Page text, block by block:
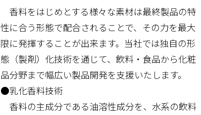
香料をはじめとする様々な素材は最終製品の特
性に合う形態で配合されることで、その力を最大
限に発揮することが出来ます。当社では独自の形
態（製剤）化技術を通じて、飲料・食品から化粧
品分野まで幅広い製品開発を支援いたします。
●乳化香料技術
香料の主成分である油溶性成分を、水系の飲料